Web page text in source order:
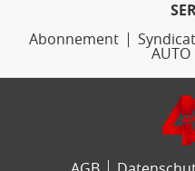
Abonnement
AUTO